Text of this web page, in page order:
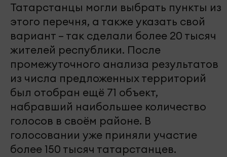
Татарстанцы могли выбрать пункты из
этого перечня, а также указать свой
вариант – так сделали более 20 тысяч
жителей республики. После
промежуточного анализа результатов
из числа предложенных территорий
был отобран ещё 71 объект,
набравший наибольшее количество
голосов в своём районе. В
голосовании уже приняли участие
более 150 тысяч татарстанцев.